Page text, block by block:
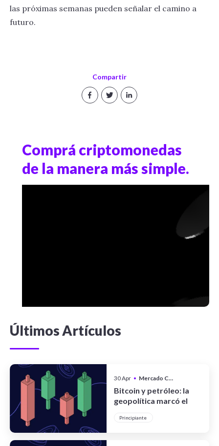
Compartir
las próximas semanas pueden señalar el camino a
futuro.
Comprá criptomonedas
de la manera más simple.
Últimos Artículos
30 Apr • Mercado Cripto
Bitcoin y petróleo: la
geopolítica marcó el
en abril
Principiante